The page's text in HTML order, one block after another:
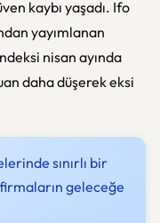
kaybı yaşadı. Ifo
yayımlanan
nisan ayında
daha düşerek eksi
sınırlı bir
geleceğe